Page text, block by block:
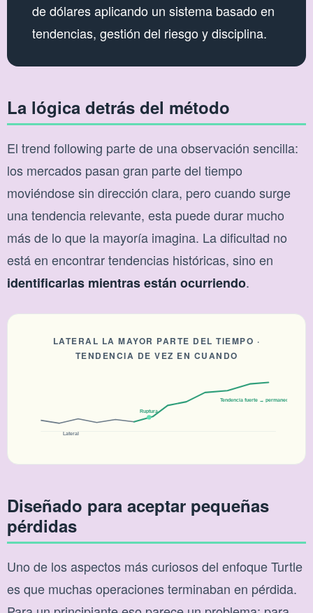
de dólares aplicando un sistema basado en
tendencias, gestión del riesgo y disciplina.
La lógica detrás del método
El trend following parte de una observación sencilla:
los mercados pasan gran parte del tiempo
moviéndose sin dirección clara, pero cuando surge
una tendencia relevante, esta puede durar mucho
más de lo que la mayoría imagina. La dificultad no
está en encontrar tendencias históricas, sino en
identificarlas mientras están ocurriendo.
LATERAL LA MAYOR PARTE DEL TIEMPO ·
TENDENCIA DE VEZ EN CUANDO
Lateral
Ruptura
Tendencia fuerte → permanecer dentro
Diseñado para aceptar pequeñas
pérdidas
Uno de los aspectos más curiosos del enfoque Turtle
es que muchas operaciones terminaban en pérdida.